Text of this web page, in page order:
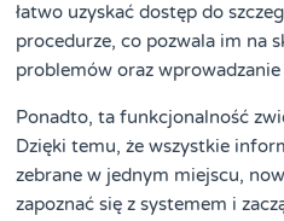
łatwo uzyskać dostęp do
procedurze, co pozwala im na
problemów oraz wprowadzanie
Ponadto, ta funkcjonalność
Dzięki temu, że wszystkie
zebrane w jednym miejscu,
zapoznać się z systemem i